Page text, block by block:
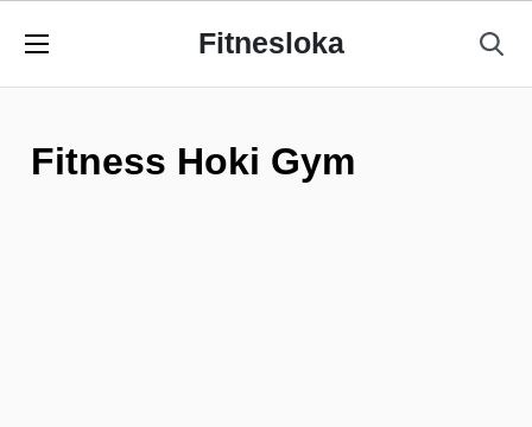
Fitnesloka
Fitness Hoki Gym